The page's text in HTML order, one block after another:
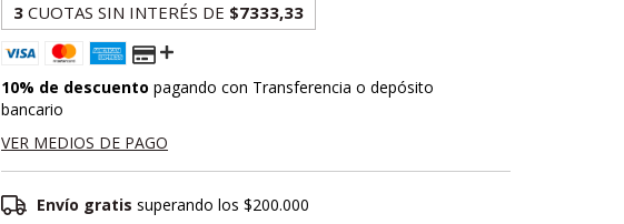
3 CUOTAS SIN INTERÉS DE $7333,33
10% de descuento pagando con Transferencia o depósito
bancario
VER MEDIOS DE PAGO
Envío gratis superando los$200.000